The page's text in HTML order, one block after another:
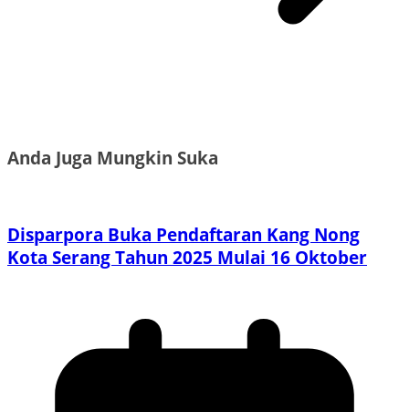
Anda Juga Mungkin Suka
Disparpora Buka Pendaftaran Kang Nong
Kota Serang Tahun 2025 Mulai 16 Oktober